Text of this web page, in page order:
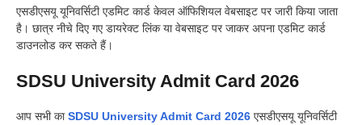
एसडीएसयू यूनिवर्सिटी एडमिट कार्ड केवल ऑफिशियल वेबसाइट पर जारी किया जाता
है। छात्र नीचे दिए गए डायरेक्ट लिंक या वेबसाइट पर जाकर अपना एडमिट कार्ड
डाउनलोड कर सकते हैं।
SDSU University Admit Card 2026
आप सभी काSDSU University Admit Card 2026 एसडीएसयू यूनिवर्सिटी